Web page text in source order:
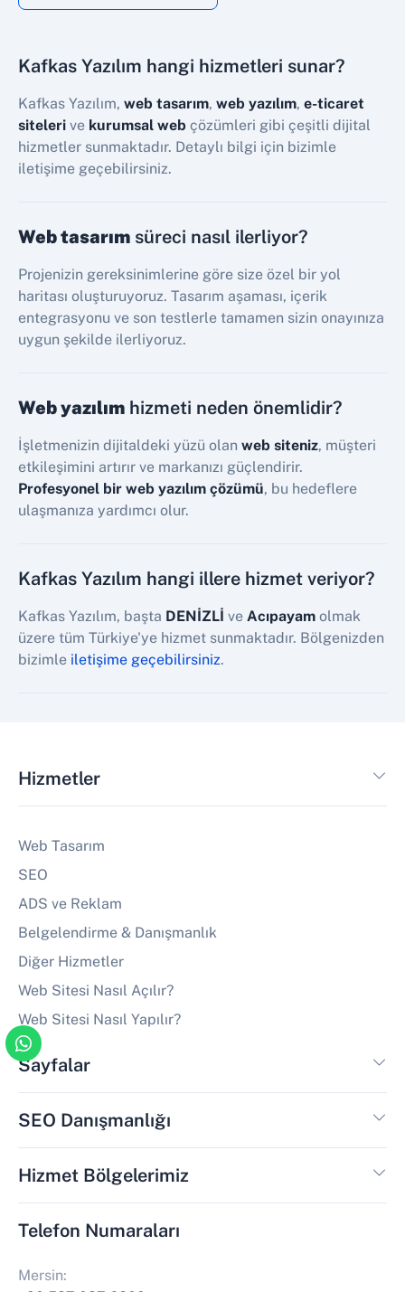
Kafkas Yazılım hangi hizmetleri sunar?
Kafkas Yazılım, web tasarım, web yazılım, e-ticaret
siteleri ve kurumsal web çözümleri gibi çeşitli dijital
hizmetler sunmaktadır. Detaylı bilgi için bizimle
iletişime geçebilirsiniz.
Web tasarım süreci nasıl ilerliyor?
Projenizin gereksinimlerine göre size özel bir yol
haritası oluşturuyoruz. Tasarım aşaması, içerik
entegrasyonu ve son testlerle tamamen sizin onayınıza
uygun şekilde ilerliyoruz.
Web yazılım hizmeti neden önemlidir?
İşletmenizin dijitaldeki yüzü olan web siteniz, müşteri
etkileşimini artırır ve markanızı güçlendirir.
Profesyonel bir web yazılım çözümü, bu hedeflere
ulaşmanıza yardımcı olur.
Kafkas Yazılım hangi illere hizmet veriyor?
Kafkas Yazılım, başta DENİZLİ ve Acıpayam olmak
üzere tüm Türkiye'ye hizmet sunmaktadır. Bölgenizden
bizimle iletişime geçebilirsiniz.
Hizmetler
Web Tasarım
SEO
ADS ve Reklam
Belgelendirme & Danışmanlık
Diğer Hizmetler
Web Sitesi Nasıl Açılır?
Web Sitesi Nasıl Yapılır?
Sayfalar
SEO Danışmanlığı
Hizmet Bölgelerimiz
Telefon Numaraları
Mersin: